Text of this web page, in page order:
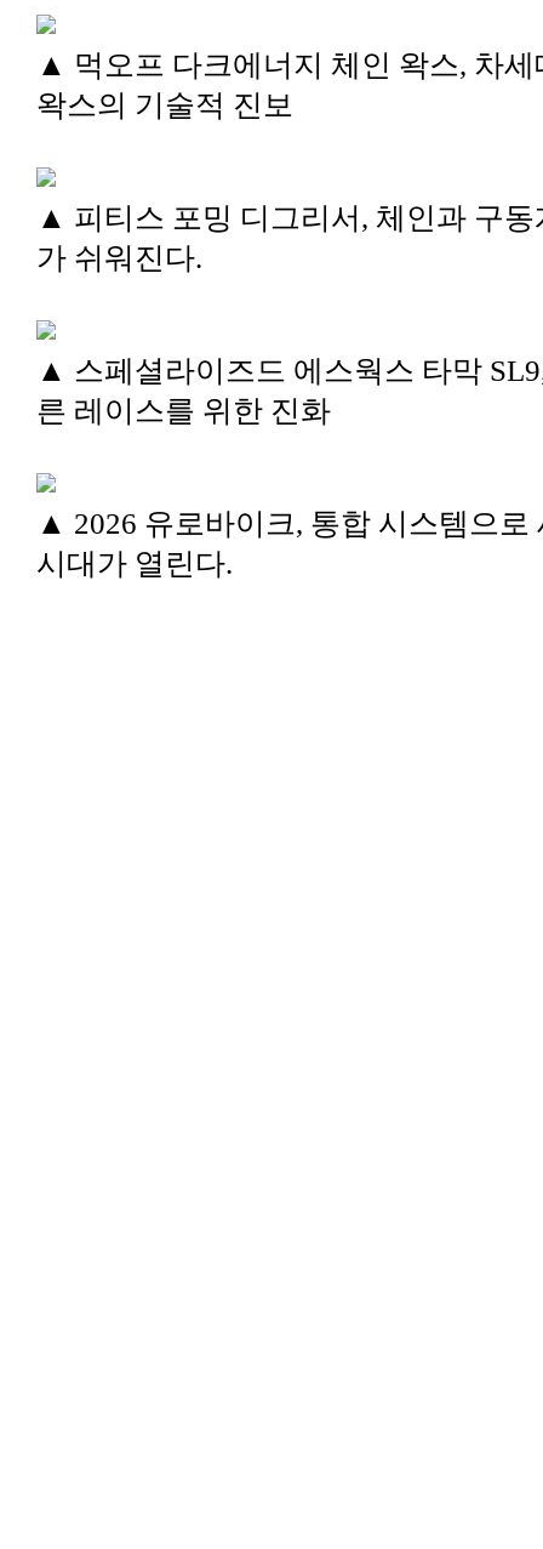
▲ 먹오프 다크에너지 체인 왁스, 차세
왁스의 기술적 진보
▲ 피티스 포밍 디그리서, 체인과 구동
가 쉬워진다.
▲ 스페셜라이즈드 에스웍스 타막
른 레이스를 위한 진화
▲ 2026 유로바이크, 통합 시스템으로
시대가 열린다.